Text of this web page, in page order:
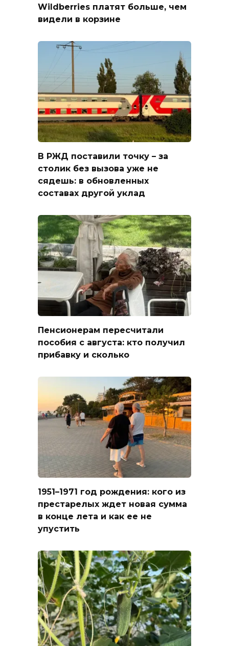
Wildberries платят больше, чем
видели в корзине
В РЖД поставили точку – за
столик без вызова уже не
сядешь: в обновленных
составах другой уклад
Пенсионерам пересчитали
пособия с августа: кто получил
прибавку и сколько
1951–1971 год рождения: кого из
престарелых ждет новая сумма
в конце лета и как ее не
упустить